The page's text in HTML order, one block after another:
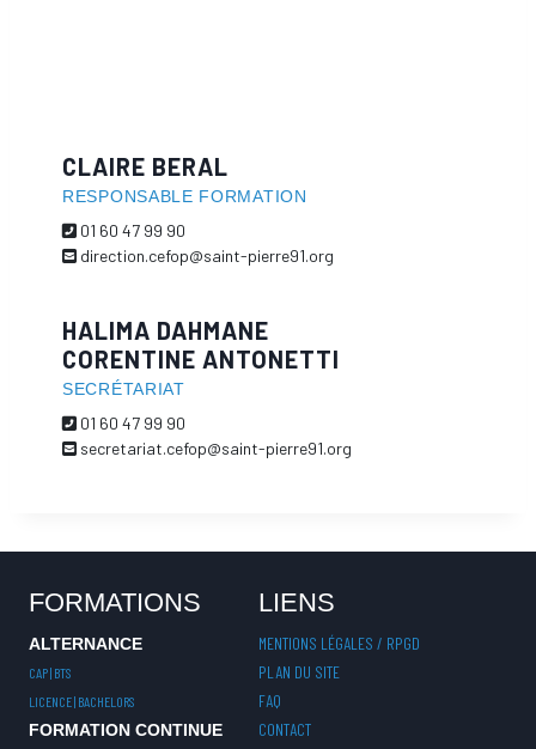
CLAIRE BERAL
RESPONSABLE FORMATION
01 60 47 99 90
direction.cefop@saint-pierre91.org
HALIMA DAHMANE
CORENTINE ANTONETTI
SECRÉTARIAT
01 60 47 99 90
secretariat.cefop@saint-pierre91.org
FORMATIONS
ALTERNANCE
CAP | BTS
LICENCE | BACHELORS
FORMATION CONTINUE
LIENS
MENTIONS LÉGALES / RPGD
PLAN DU SITE
FAQ
CONTACT